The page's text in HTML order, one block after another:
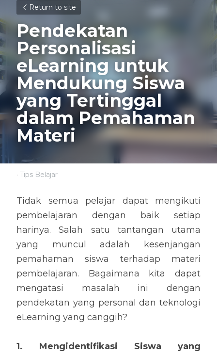
Return to site
Pendekatan
Personalisasi
eLearning untuk
Mendukung Siswa
yang Tertinggal
dalam Pemahaman
Materi
· Tips Belajar
Tidak semua pelajar dapat mengikuti
pembelajaran dengan baik setiap
harinya. Salah satu tantangan utama
yang muncul adalah kesenjangan
pemahaman siswa terhadap materi
pembelajaran. Bagaimana kita dapat
mengatasi masalah ini dengan
pendekatan yang personal dan teknologi
eLearning yang canggih?
1. Mengidentifikasi Siswa yang